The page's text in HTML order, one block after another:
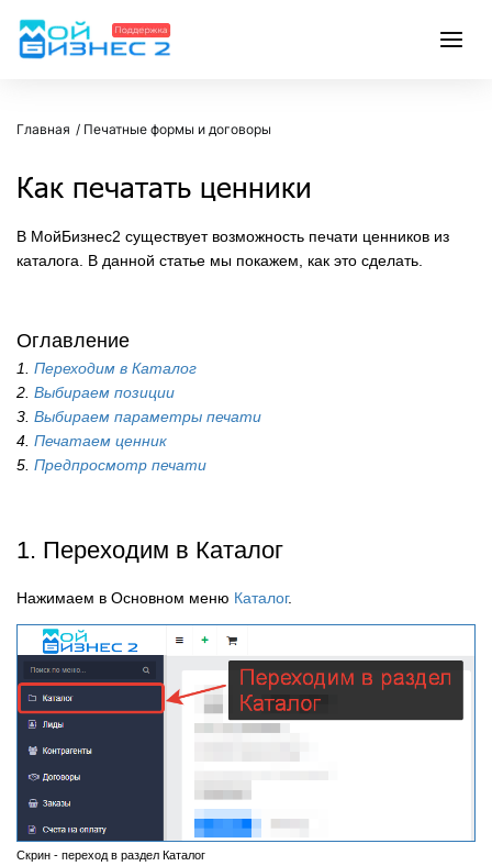
Главная Печатные формы и договоры
Как печатать ценники
В МойБизнес2 существует возможность печати ценников из
каталога. В данной статье мы покажем, как это сделать.
Оглавление
1. Переходим в Каталог
2. Выбираем позиции
3. Выбираем параметры печати
4. Печатаем ценник
5. Предпросмотр печати
1. Переходим в Каталог
Нажимаем в Основном меню Каталог.
Скрин - переход в раздел Каталог